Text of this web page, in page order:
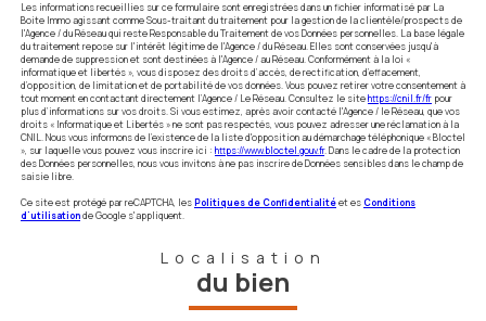
Les informations recueillies sur ce formulaire sont enregistrées dans un fichier informatisé par La
Boite Immo agissant comme Sous-traitant du traitement pour la gestion de la clientèle/prospects de
l'Agence / du Réseau qui reste Responsable du Traitement de vos Données personnelles. La base légale
du traitement repose sur l'intérêt légitime de l'Agence / du Réseau. Elles sont conservées jusqu'à
demande de suppression et sont destinées à l'Agence / au Réseau. Conformément à la loi «
informatique et libertés », vous disposez des droits d’accès, de rectification, d’effacement,
d’opposition, de limitation et de portabilité de vos données. Vous pouvez retirer votre consentement à
tout moment en contactant directement l’Agence / Le Réseau. Consultez le sitehttps://cnil.fr/fr pour
plus d’informations sur vos droits. Si vous estimez, après avoir contacté l'Agence / le Réseau, que vos
droits « Informatique et Libertés » ne sont pas respectés, vous pouvez adresser une réclamation à la
CNIL. Nous vous informons de l’existence de la liste d'opposition au démarchage téléphonique « Bloctel
», sur laquelle vous pouvez vous inscrire ici : https://www.bloctel.gouv.fr. Dans le cadre de la protection
des Données personnelles, nous vous invitons à ne pas inscrire de Données sensibles dans le champ de
saisie libre.
Ce site est protégé par reCAPTCHA, lesPolitiques de Confidentialitéet esConditions
d'utilisationde Google s'appliquent.
Localisation
du bien